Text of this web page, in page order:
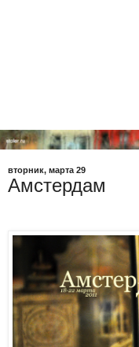
вторник, марта 29
Амстердам